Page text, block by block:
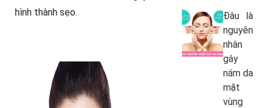
hình thành sẹo.
Đâu là
nguyên
nhân
gây
nám da
mặt
vùng